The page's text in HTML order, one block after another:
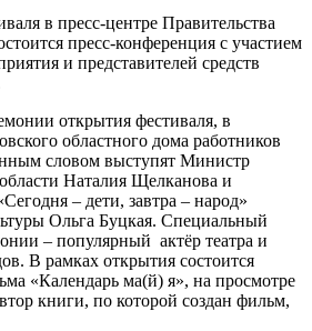
в пресс-центре Правительства
пресс-конференция с участием
и представителей средств
открытия фестиваля, в
областного дома работников
словом выступят Министр
Наталия Щелканова и
– дети, завтра – народ»
Ольга Буцкая. Специальный
– популярный актёр театра и
В рамках открытия состоится
«Календарь ма(й) я», на просмотре
книги, по которой создан фильм,